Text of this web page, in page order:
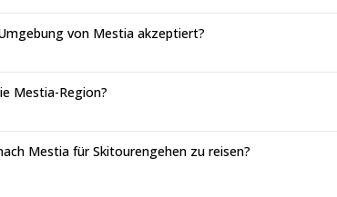
von Mestia akzeptiert?
Mestia-Region?
Mestia für Skitourengehen zu reisen?